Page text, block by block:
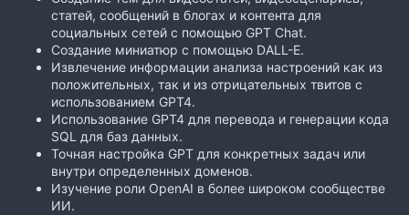
статей, сообщений в блогах и контента для
социальных сетей с помощью GPT Chat.
Создание миниатюр с помощью DALL-E.
Извлечение информации анализа настроений как из
положительных, так и из отрицательных твитов с
использованием GPT4.
Использование GPT4 для перевода и генерации кода
SQL для баз данных.
Точная настройка GPT для конкретных задач или
внутри определенных доменов.
Изучение роли OpenAI в более широком сообществе
ИИ.